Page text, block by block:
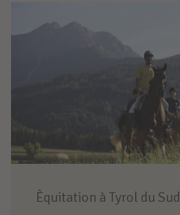
Èquitation à Tyrol du Sud